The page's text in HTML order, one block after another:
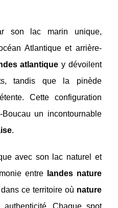
son lac marin unique,
Atlantique et arrière-
atlantique y dévoilent
tandis que la pinède
Cette configuration
un incontournable
.
avec son lac naturel et
entre
landes nature
ce territoire où nature